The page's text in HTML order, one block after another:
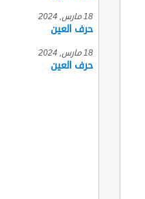
18 مارس, 2024
حرف العين
18 مارس, 2024
حرف العين